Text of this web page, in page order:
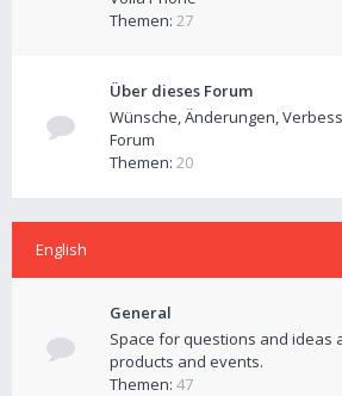
Themen: 27
Über dieses Forum
Wünsche, Änderungen,
Forum
Themen: 20
English
General
Space for questions and ideas
products and events.
Themen: 47